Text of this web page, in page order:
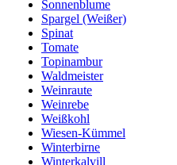
Sonnenblume
Spargel (Weißer)
Spinat
Tomate
Topinambur
Waldmeister
Weinraute
Weinrebe
Weißkohl
Wiesen-Kümmel
Winterbirne
Winterkalvill